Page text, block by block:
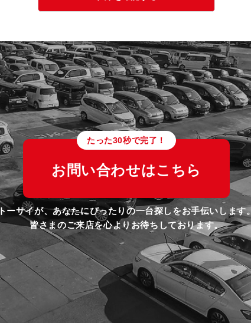
たった30秒で完了！
お問い合わせはこちら
トーサイが、あなたにぴったりの一台探しをお手伝いします。
皆さまのご来店を心よりお待ちしております。